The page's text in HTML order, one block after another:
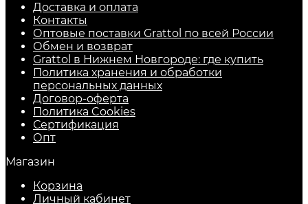
Доставка и оплата
Контакты
Оптовые поставки Grattol по всей России
Обмен и возврат
Grattol в Нижнем Новгороде: где купить
Политика хранения и обработки
персональных данных
Договор-оферта
Политика Cookies
Сертификация
Опт
Магазин
Корзина
Личный кабинет